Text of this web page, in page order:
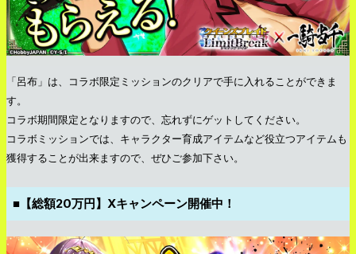
「呂布」は、コラボ限定ミッションのクリアで手に入れることができま
す。
コラボ期間限定となりますので、忘れずにゲットしてください。
コラボミッションでは、キャラクター育成アイテムなど役立つアイテムも
獲得することが出来ますので、ぜひご参加下さい。
■【総額20万円】Xキャンペーン開催中！